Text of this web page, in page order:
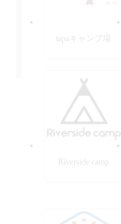
tapaキャンプ場
Riverside camp